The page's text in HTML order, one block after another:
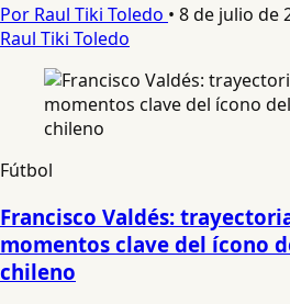
Por Raul Tiki Toledo • 8 de julio de
Raul Tiki Toledo
Fútbol
Francisco Valdés:
momentos clave del ícono
chileno